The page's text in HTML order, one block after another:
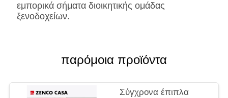
Μάρμαρο
Φυσική
εμπορικά σήματα διοικητικής ομάδας
ξενοδοχείων.
παρόμοια προϊόντα
Σύγχρονα έπιπλα